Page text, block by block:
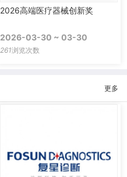
2026高端医疗器械创新奖
2026-03-30 ~ 03-30
261浏览次数
更多